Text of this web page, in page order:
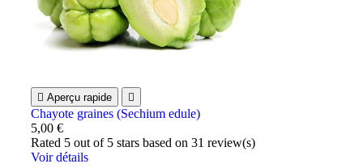
 Aperçu rapide 
Chayote graines (Sechium edule)
5,00 €
Rated 5 out of 5 stars based on31 review(s)
Voir détails